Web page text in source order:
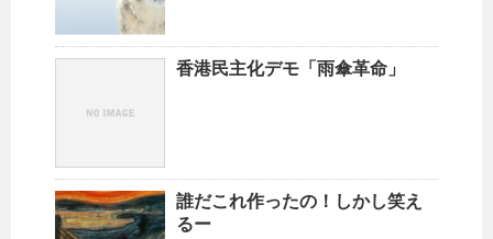
香港民主化デモ「雨傘革命」
誰だこれ作ったの！しかし笑え
るー